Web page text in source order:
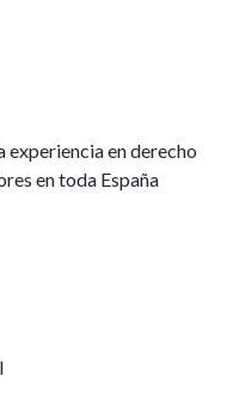
experiencia en derecho
en toda España